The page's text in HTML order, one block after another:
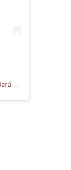
Una publicación compartida por Sofitel Barú Calablanca (@sofitelbaru)